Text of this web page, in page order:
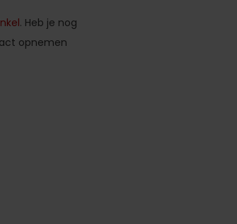
. Heb je nog
opnemen